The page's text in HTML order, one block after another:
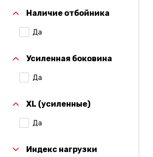
Наличие отбойника
Да
Усиленная боковина
Да
XL (усиленные)
Да
Индекс нагрузки